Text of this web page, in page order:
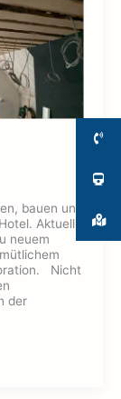
bauen und
Aktuell
neuem
Nicht
der